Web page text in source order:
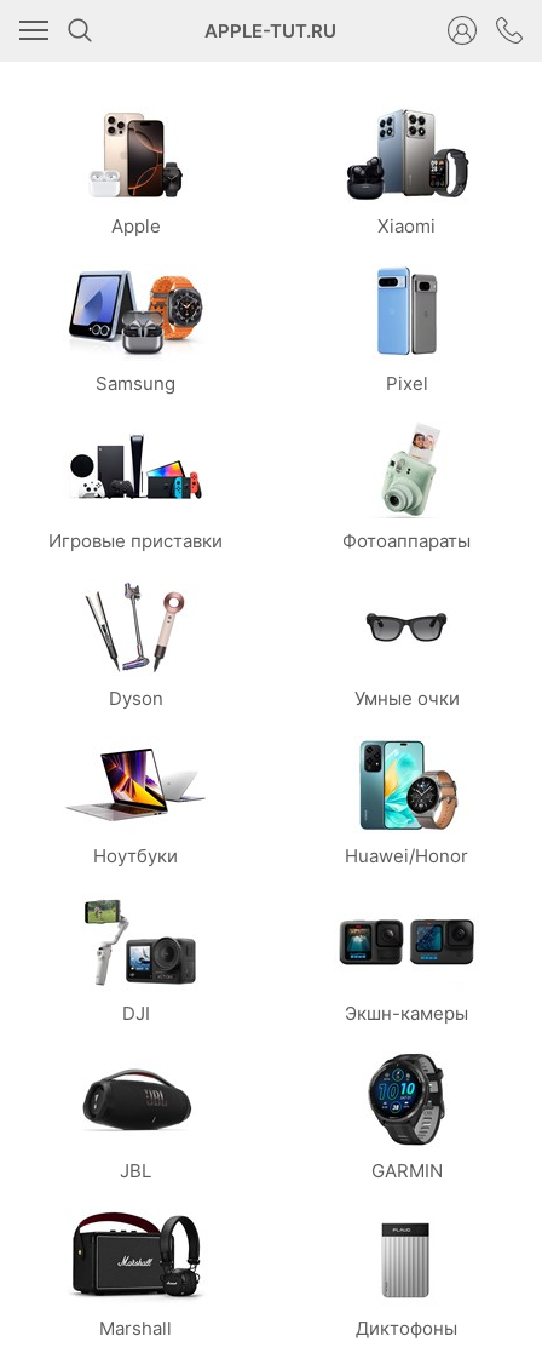
APPLE-TUT.RU
Apple Xiaomi
Samsung Pixel
Игровые приставки Фотоаппараты
Dyson Умные очки
Ноутбуки Huawei/Honor
DJI Экшн-камеры
JBL GARMIN
Marshall Диктофоны